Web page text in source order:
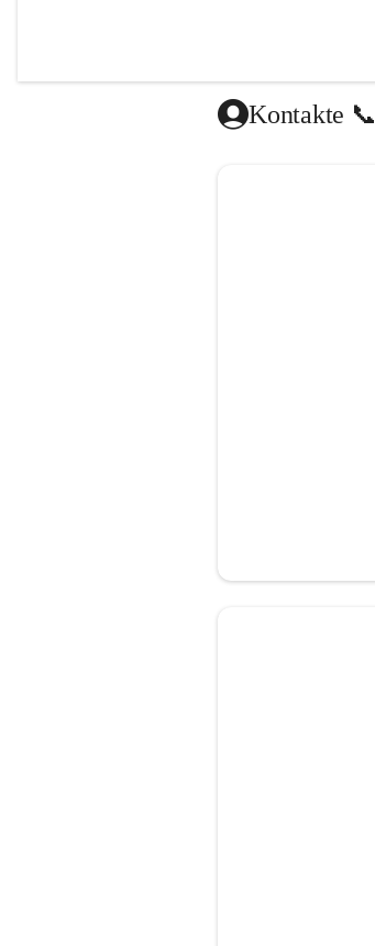
Kontakte 📞